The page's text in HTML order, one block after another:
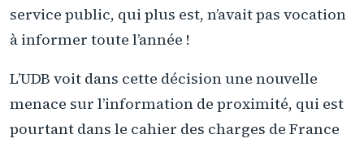
service public, qui plus est, n’avait pas vocation
à informer toute l’année !
L’UDB voit dans cette décision une nouvelle
menace sur l’information de proximité, qui est
pourtant dans le cahier des charges de France